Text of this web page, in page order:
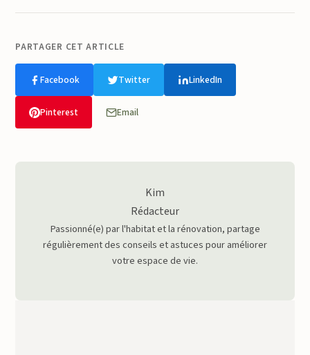
PARTAGER CET ARTICLE
Facebook Twitter LinkedIn
Pinterest Email
Kim
Rédacteur
Passionné(e) par l'habitat et la rénovation, partage
régulièrement des conseils et astuces pour améliorer
votre espace de vie.